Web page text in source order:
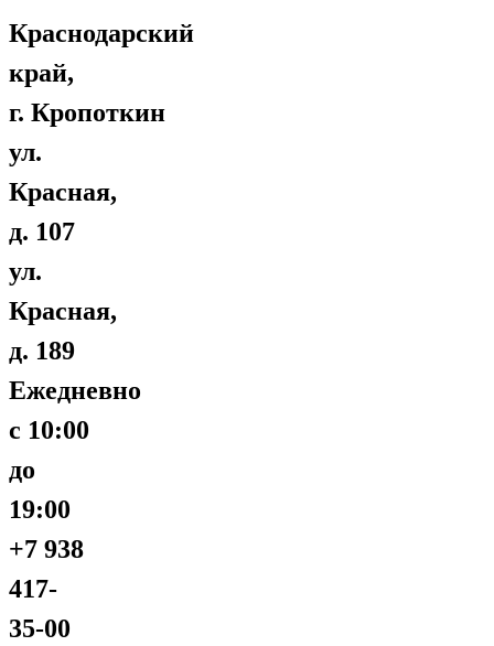
Краснодарский
край,
г. Кропоткин
ул.
Красная,
д. 107
ул.
Красная,
д. 189
Ежедневно
с 10:00
до
19:00
+7 938
417-
35-00